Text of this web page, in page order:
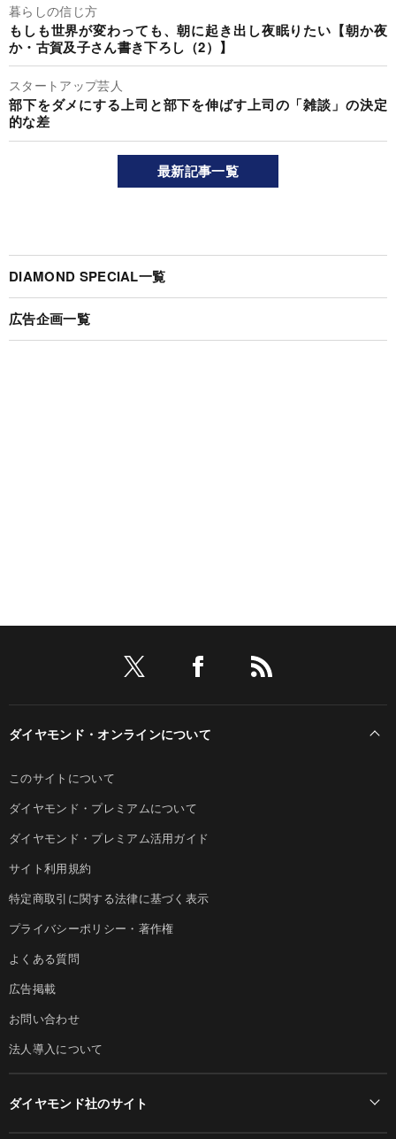
暮らしの信じ方
もしも世界が変わっても、朝に起き出し夜眠りたい【朝か夜
か・古賀及子さん書き下ろし（2）】
スタートアップ芸人
部下をダメにする上司と部下を伸ばす上司の「雑談」の決定
的な差
最新記事一覧
DIAMOND SPECIAL一覧
広告企画一覧
ダイヤモンド・オンラインについて
このサイトについて
ダイヤモンド・プレミアムについて
ダイヤモンド・プレミアム活用ガイド
サイト利用規約
特定商取引に関する法律に基づく表示
プライバシーポリシー・著作権
よくある質問
広告掲載
お問い合わせ
法人導入について
ダイヤモンド社のサイト